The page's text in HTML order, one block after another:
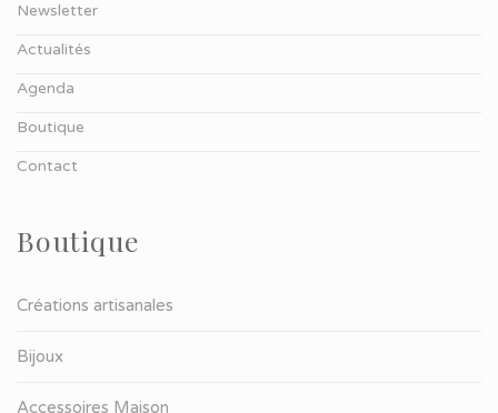
Newsletter
Actualités
Agenda
Boutique
Contact
Boutique
Créations artisanales
Bijoux
Accessoires Maison